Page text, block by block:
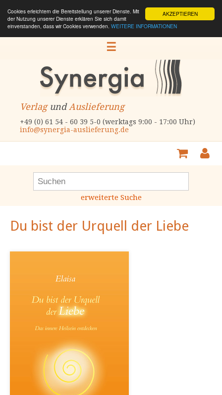
AKZEPTIEREN
Cookies erleichtern die Bereitstellung unserer Dienste. Mit
der Nutzung unserer Dienste erklären Sie sich damit
einverstanden, dass wir Cookies verwenden. WEITERE INFORMATIONEN
☰
VerlagundAuslieferung
+49 (0) 61 54 - 60 39 5-0 (werktags 9:00 - 17:00 Uhr)
info@synergia-auslieferung.de
erweiterte Suche
Du bist der Urquell der Liebe